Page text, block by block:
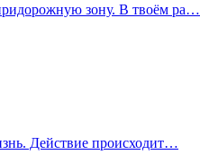
придорожную зону. В твоём ра…
Действие происходит…